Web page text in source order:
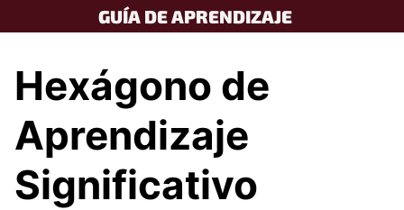
to
GUÍA DE APRENDIZAJE
Hexágono de
Aprendizaje
Significativo